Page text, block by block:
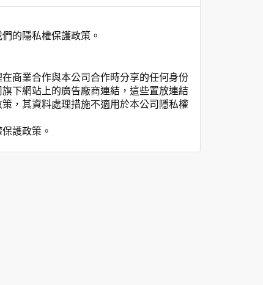
的隱私權保護政策。
商業合作與本公司合作時分享的任何身份
下網站上的廣告廠商連結，這些置放連結
，其資料處理措施不適用於本公司隱私權
護政策。
資料記錄等，做為我們增進網站服務的